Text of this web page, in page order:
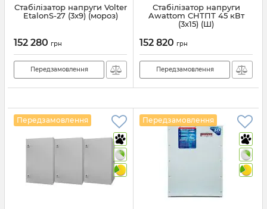
Стабілізатор напруги Volter
EtalonS-27 (3x9) (мороз)
152 280 грн
Передзамовлення
Стабілізатор напруги
Awattom СНТПТ 45 кВт
(3x15) (Ш)
152 820 грн
Передзамовлення
Передзамовлення Передзамовлення